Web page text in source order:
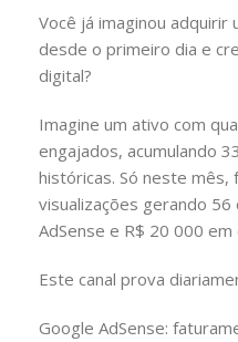
Você já imaginou adquirir
desde o primeiro dia e
digital?
Imagine um ativo com
engajados, acumulando
históricas. Só neste mês,
visualizações gerando
AdSense e R$ 20 000
Este canal prova
Google AdSense: